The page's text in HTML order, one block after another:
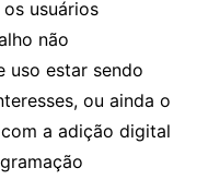
usuários
não
uso estar sendo
ou ainda o
a adição digital